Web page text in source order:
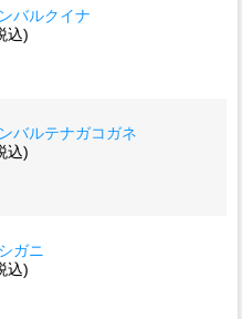
バルクイナ
込)
バルテナガコガネ
込)
ガニ
込)